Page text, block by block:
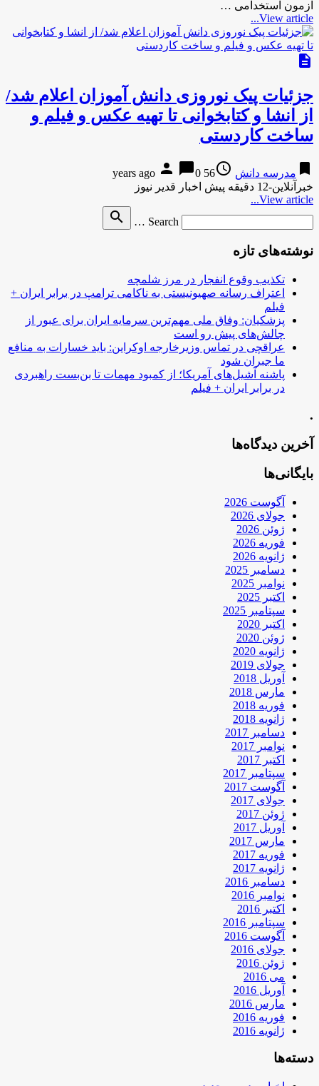
آزمون استخدامی …
View article...
description
جزئیات پیک نوروزی دانش آموزان اعلام شد/
از انشا و کتابخوانی تا تهیه عکس و فیلم و
ساخت کاردستی
bookmark مدرسه دانش access_time
56 years ago
person chat_bubble0
خبرآنلاین-12 دقیقه پیش اخبار قدیر نیوز
View article...
Search …
search
نوشته‌های تازه
تکذیب وقوع انفجار در مرز شلمچه
اعتراف رسانه صهیونیستی به ناکامی ترامپ در برابر ایران +
فیلم
پزشکیان: وفاق ملی مهم‌ترین سرمایه ایران برای عبور از
چالش‌های پیش رو است
عراقچی در تماس وزیرخارجه اوکراین: باید خسارات به منافع
ما جبران شود
پاشنه آشیل‌های آمریکا؛ از کمبود مهمات تا بن‌بست راهبردی
در برابر ایران + فیلم
.
آخرین دیدگاه‌ها
بایگانی‌ها
آگوست 2026
جولای 2026
ژوئن 2026
فوریه 2026
ژانویه 2026
دسامبر 2025
نوامبر 2025
اکتبر 2025
سپتامبر 2025
اکتبر 2020
ژوئن 2020
ژانویه 2020
جولای 2019
آوریل 2018
مارس 2018
فوریه 2018
ژانویه 2018
دسامبر 2017
نوامبر 2017
اکتبر 2017
سپتامبر 2017
آگوست 2017
جولای 2017
ژوئن 2017
آوریل 2017
مارس 2017
فوریه 2017
ژانویه 2017
دسامبر 2016
نوامبر 2016
اکتبر 2016
سپتامبر 2016
آگوست 2016
جولای 2016
ژوئن 2016
می 2016
آوریل 2016
مارس 2016
فوریه 2016
ژانویه 2016
دسته‌ها